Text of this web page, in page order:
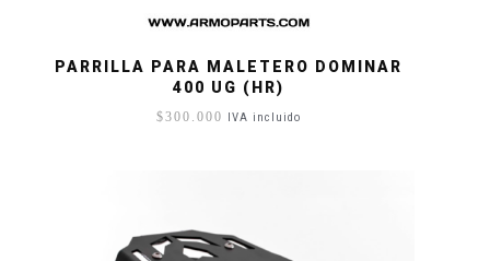
PARRILLA PARA MALETERO DOMINAR
400 UG (HR)
$300.000 IVA incluido